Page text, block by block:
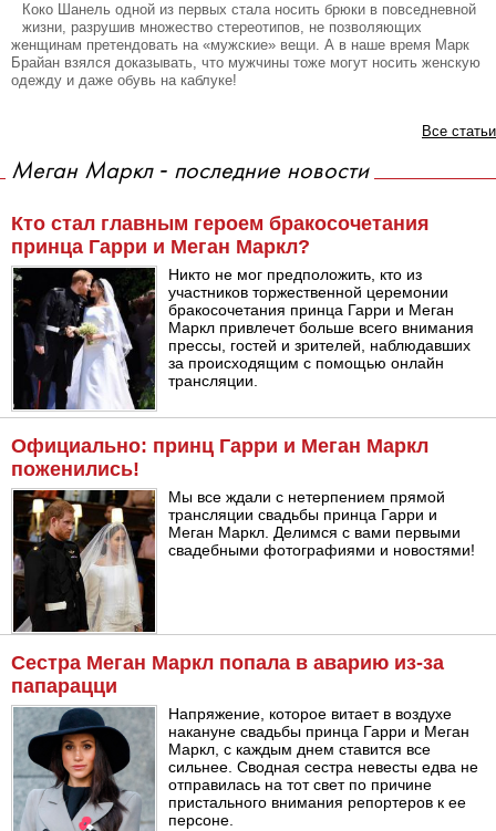
Коко Шанель одной из первых стала носить брюки в повседневной
жизни, разрушив множество стереотипов, не позволяющих
женщинам претендовать на «мужские» вещи. А в наше время Марк
Брайан взялся доказывать, что мужчины тоже могут носить женскую
одежду и даже обувь на каблуке!
Все статьи
Меган Маркл - последние новости
Кто стал главным героем бракосочетания
принца Гарри и Меган Маркл?
Никто не мог предположить, кто из
участников торжественной церемонии
бракосочетания принца Гарри и Меган
Маркл привлечет больше всего внимания
прессы, гостей и зрителей, наблюдавших
за происходящим с помощью онлайн
трансляции.
Официально: принц Гарри и Меган Маркл
поженились!
Мы все ждали с нетерпением прямой
трансляции свадьбы принца Гарри и
Меган Маркл. Делимся с вами первыми
свадебными фотографиями и новостями!
Сестра Меган Маркл попала в аварию из-за
папарацци
Напряжение, которое витает в воздухе
накануне свадьбы принца Гарри и Меган
Маркл, с каждым днем ставится все
сильнее. Сводная сестра невесты едва не
отправилась на тот свет по причине
пристального внимания репортеров к ее
персоне.